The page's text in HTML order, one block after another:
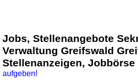
Jobs, Stellenangebote
Verwaltung Greifswald
Stellenanzeigen, Jobbörse
aufgeben!